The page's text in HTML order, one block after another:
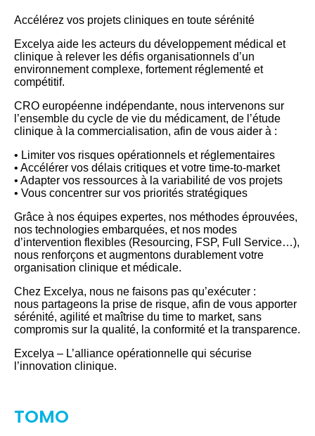
Accélérez vos projets cliniques en toute sérénité
Excelya aide les acteurs du développement médical et
clinique à relever les défis organisationnels d’un
environnement complexe, fortement réglementé et
compétitif.
CRO européenne indépendante, nous intervenons sur
l’ensemble du cycle de vie du médicament, de l’étude
clinique à la commercialisation, afin de vous aider à :
• Limiter vos risques opérationnels et réglementaires
• Accélérer vos délais critiques et votre time-to-market
• Adapter vos ressources à la variabilité de vos projets
• Vous concentrer sur vos priorités stratégiques
Grâce à nos équipes expertes, nos méthodes éprouvées,
nos technologies embarquées, et nos modes
d’intervention flexibles (Resourcing, FSP, Full Service…),
nous renforçons et augmentons durablement votre
organisation clinique et médicale.
Chez Excelya, nous ne faisons pas qu’exécuter :
nous partageons la prise de risque, afin de vous apporter
sérénité, agilité et maîtrise du time to market, sans
compromis sur la qualité, la conformité et la transparence.
Excelya – L’alliance opérationnelle qui sécurise
l’innovation clinique.
TOMO